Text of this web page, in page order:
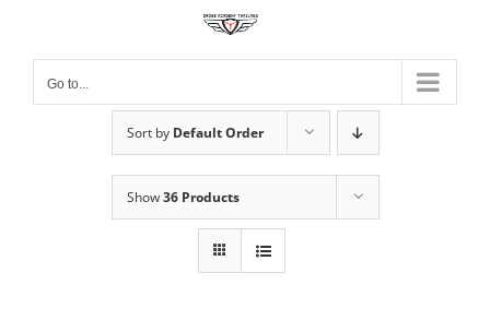
contentGo to...
Sort by Default Order
Show36 Products